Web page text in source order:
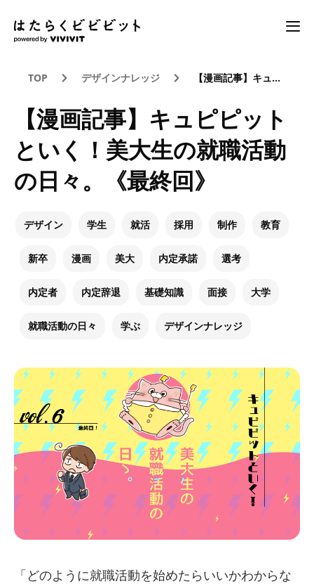
TOP デザインナレッジ 【漫画記事】キュピピットといく！美大生の就職活動の日々。《最終回》
【漫画記事】キュピピット
といく！美大生の就職活動
の日々。《最終回》
デザイン 学生 就活 採用 制作 教育
新卒 漫画 美大 内定承諾 選考
内定者 内定辞退 基礎知識 面接 大学
就職活動の日々 学ぶ デザインナレッジ
「どのように就職活動を始めたらいいかわからな